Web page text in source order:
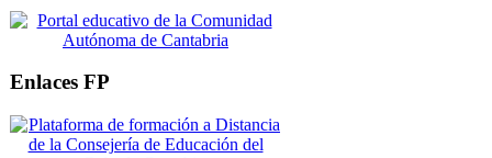
Enlaces FP